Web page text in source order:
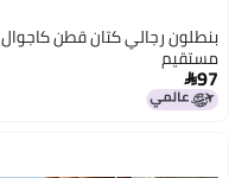
بنطلون رجالي كتان قطن كاجوال
مستقيم
97